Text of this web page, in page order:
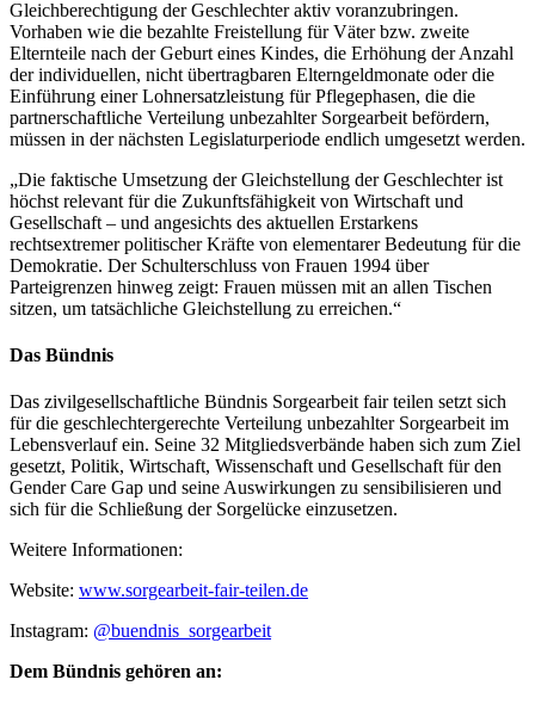
Gleichberechtigung der Geschlechter aktiv voranzubringen.
Vorhaben wie die bezahlte Freistellung für Väter bzw. zweite
Elternteile nach der Geburt eines Kindes, die Erhöhung der Anzahl
der individuellen, nicht übertragbaren Elterngeldmonate oder die
Einführung einer Lohnersatzleistung für Pflegephasen, die die
partnerschaftliche Verteilung unbezahlter Sorgearbeit befördern,
müssen in der nächsten Legislaturperiode endlich umgesetzt werden.
„Die faktische Umsetzung der Gleichstellung der Geschlechter ist
höchst relevant für die Zukunftsfähigkeit von Wirtschaft und
Gesellschaft – und angesichts des aktuellen Erstarkens
rechtsextremer politischer Kräfte von elementarer Bedeutung für die
Demokratie. Der Schulterschluss von Frauen 1994 über
Parteigrenzen hinweg zeigt: Frauen müssen mit an allen Tischen
sitzen, um tatsächliche Gleichstellung zu erreichen.“
Das Bündnis
Das zivilgesellschaftliche Bündnis Sorgearbeit fair teilen setzt sich
für die geschlechtergerechte Verteilung unbezahlter Sorgearbeit im
Lebensverlauf ein. Seine 32 Mitgliedsverbände haben sich zum Ziel
gesetzt, Politik, Wirtschaft, Wissenschaft und Gesellschaft für den
Gender Care Gap und seine Auswirkungen zu sensibilisieren und
sich für die Schließung der Sorgelücke einzusetzen.
Weitere Informationen:
Website: www.sorgearbeit-fair-teilen.de
Instagram: @buendnis_sorgearbeit
Dem Bündnis gehören an: